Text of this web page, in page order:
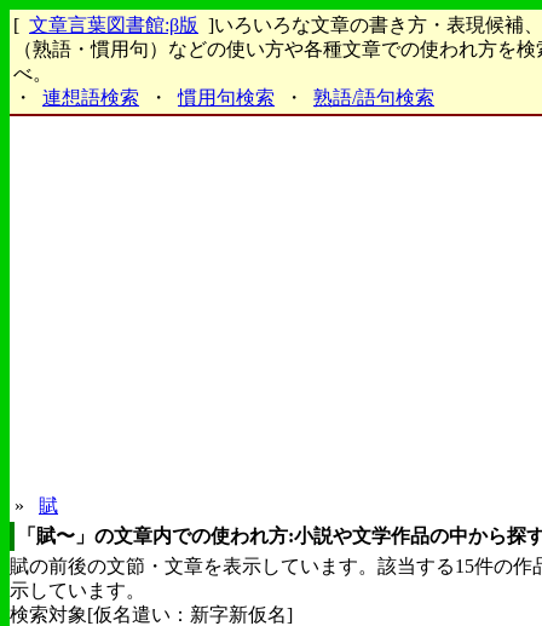
[ 文章言葉図書館:β版 ]いろいろな文章の書き方・表現候補
（熟語・慣用句）などの使い方や各種文章での使われ方を検
べ。
・
連想語検索 ・ 慣用句検索 ・ 熟語/語句検索
»
賦
「賦〜」の文章内での使われ方:小説や文学作品の中から探
賦の前後の文節・文章を表示しています。該当する15件の作
示しています。
検索対象[仮名遣い：新字新仮名]